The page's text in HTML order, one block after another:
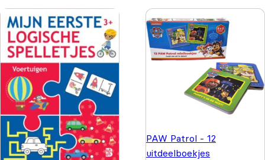
PAW Patrol - 12
uitdeelboekjes